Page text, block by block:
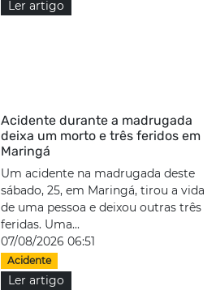
Ler artigo
Acidente durante a madrugada
deixa um morto e três feridos em
Maringá
Um acidente na madrugada deste
sábado, 25, em Maringá, tirou a vida
de uma pessoa e deixou outras três
feridas. Uma...
07/08/2026 06:51
Acidente
Ler artigo